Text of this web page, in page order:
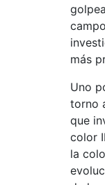
más
Uno
torno
que
color
la